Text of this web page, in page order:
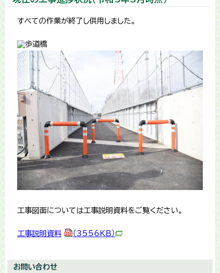
すべての作業が終了し供用しました。
工事図面については工事説明資料をご覧ください。
工事説明資料 （3556KB）
お問い合わせ